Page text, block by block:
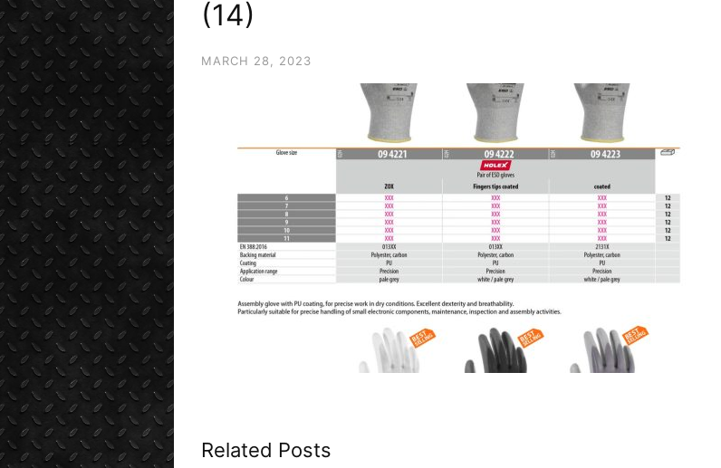
(14)
MARCH 28, 2023
Related Posts